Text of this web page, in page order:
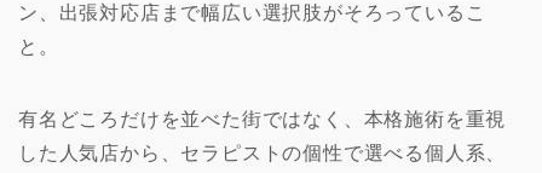
ン、出張対応店まで幅広い選択肢がそろっているこ
と。
有名どころだけを並べた街ではなく、本格施術を重視
した人気店から、セラピストの個性で選べる個人系、